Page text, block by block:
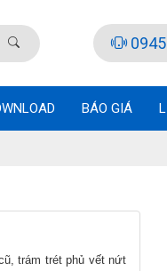
0945
BÁO GIÁ
trám trét phủ vết nứt